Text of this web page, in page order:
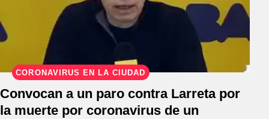
CORONAVIRUS EN LA CIUDAD
Convocan a un paro contra Larreta por
la muerte por coronavirus de un